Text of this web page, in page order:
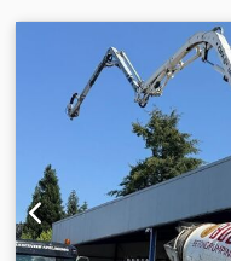
90 m³/h, max.
verdeelmast M 20-4,
uitvouwing, maximale
reikwijdte 16 m,
eindslang: 3 m,
vloerbediening,
centrale smering,
slechts 3,9 m.
Inspectierapporten